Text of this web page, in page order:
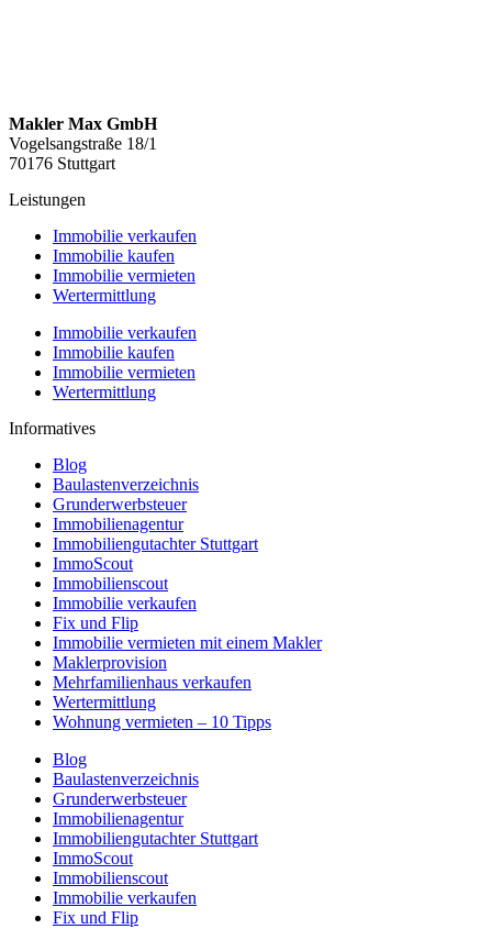
Makler Max GmbH
Vogelsangstraße 18/1
70176 Stuttgart
Leistungen
Immobilie verkaufen
Immobilie kaufen
Immobilie vermieten
Wertermittlung
Immobilie verkaufen
Immobilie kaufen
Immobilie vermieten
Wertermittlung
Informatives
Blog
Baulastenverzeichnis
Grunderwerbsteuer
Immobilienagentur
Immobiliengutachter Stuttgart
ImmoScout
Immobilienscout
Immobilie verkaufen
Fix und Flip
Immobilie vermieten mit einem Makler
Maklerprovision
Mehrfamilienhaus verkaufen
Wertermittlung
Wohnung vermieten – 10 Tipps
Blog
Baulastenverzeichnis
Grunderwerbsteuer
Immobilienagentur
Immobiliengutachter Stuttgart
ImmoScout
Immobilienscout
Immobilie verkaufen
Fix und Flip